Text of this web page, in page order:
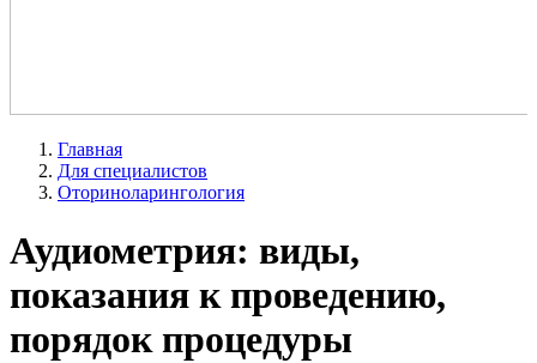
Главная
Для специалистов
Оториноларингология
Аудиометрия: виды,
показания к проведению,
порядок процедуры